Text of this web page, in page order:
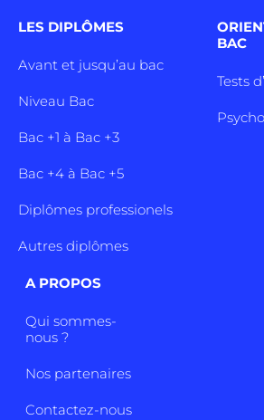
LES DIPLÔMES
Avant et jusqu’au bac
Niveau Bac
Bac +1 à Bac +3
Bac +4 à Bac +5
Diplômes professionels
Autres diplômes
BAC
Tests
A PROPOS
Qui sommes-
nous ?
Nos partenaires
Contactez-nous